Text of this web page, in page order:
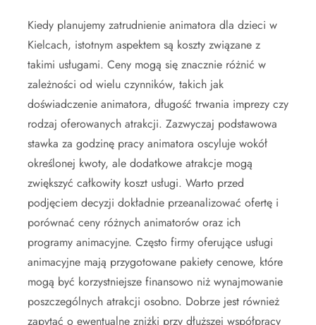
Kiedy planujemy zatrudnienie animatora dla dzieci w
Kielcach, istotnym aspektem są koszty związane z
takimi usługami. Ceny mogą się znacznie różnić w
zależności od wielu czynników, takich jak
doświadczenie animatora, długość trwania imprezy czy
rodzaj oferowanych atrakcji. Zazwyczaj podstawowa
stawka za godzinę pracy animatora oscyluje wokół
określonej kwoty, ale dodatkowe atrakcje mogą
zwiększyć całkowity koszt usługi. Warto przed
podjęciem decyzji dokładnie przeanalizować ofertę i
porównać ceny różnych animatorów oraz ich
programy animacyjne. Często firmy oferujące usługi
animacyjne mają przygotowane pakiety cenowe, które
mogą być korzystniejsze finansowo niż wynajmowanie
poszczególnych atrakcji osobno. Dobrze jest również
zapytać o ewentualne zniżki przy dłuższej współpracy